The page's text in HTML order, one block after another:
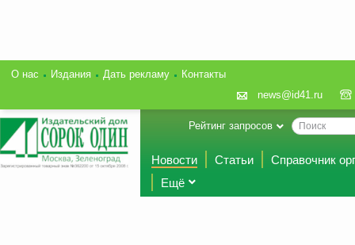
О нас Издания Дать рекламу
Контакты
news@id41.ru
Рейтинг запросов
Новости Статьи
Справочник
Ещё